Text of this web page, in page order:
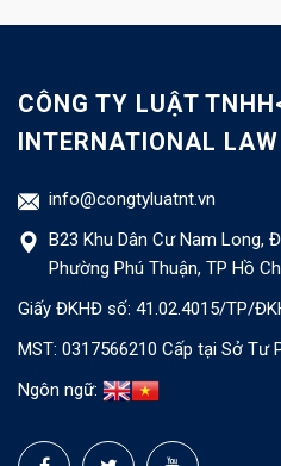
CÔNG TY LUẬT
INTERNATIONAL
info@congtyluatnt.vn
B23 Khu Dân Cư Nam Long,
Phường Phú Thuận, TP Hồ
Giấy ĐKHĐ số: 41.02.4015/TP/
MST: 0317566210 Cấp tại Sở Tư
Ngôn ngữ: